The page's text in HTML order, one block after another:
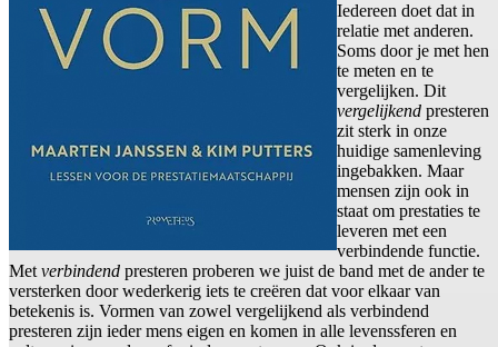
Iedereen doet dat in
relatie met anderen.
Soms door je met hen
te meten en te
vergelijken. Dit
vergelijkend presteren
zit sterk in onze
huidige samenleving
ingebakken. Maar
mensen zijn ook in
staat om prestaties te
leveren met een
verbindende functie.
Metverbindend presteren proberen we juist de band met de ander te
versterken door wederkerig iets te creëren dat voor elkaar van
betekenis is. Vormen van zowel vergelijkend als verbindend
presteren zijn ieder mens eigen en komen in alle levenssferen en